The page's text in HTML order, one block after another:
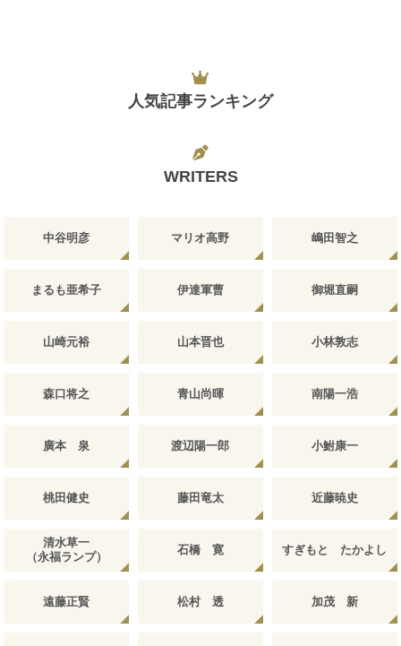
人気記事ランキング
WRITERS
中谷明彦 マリオ高野 嶋田智之
まるも亜希子 伊達軍曹 御堀直嗣
山崎元裕 山本晋也 小林敦志
森口将之 青山尚暉 南陽一浩
廣本 泉 渡辺陽一郎 小鮒康一
桃田健史 藤田竜太 近藤暁史
清水草一
（永福ランプ）
石橋 寛 すぎもと たかよし
遠藤正賢 松村 透 加茂 新